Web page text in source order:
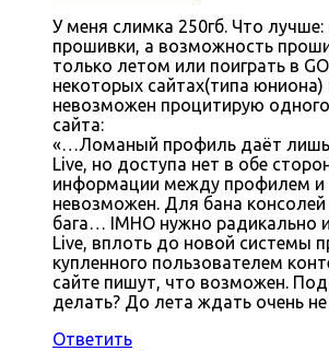
У меня слимка 250гб. Что лучше:
прошивки, а возможность
только летом или поиграть в
некоторых сайтах(типа
невозможен процитирую
сайта:
«…Ломаный профиль даёт лишь
Live, но доступа нет в обе
информации между профилем
невозможен. Для бана консолей
бага… IMHO нужно радикально
Live, вплоть до новой системы
купленного пользователем
сайте пишут, что возможен.
делать? До лета ждать очень не
Ответить